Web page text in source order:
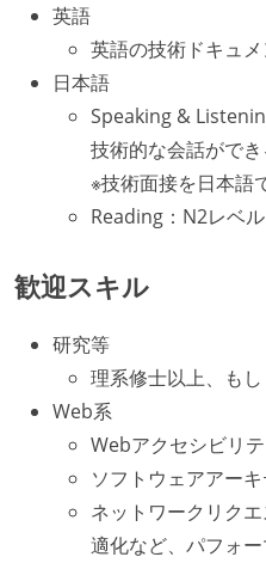
英語
英語の技術ドキュ
日本語
Speaking &
技術的な会話がで
※技術面接を日本語
Reading：N2レベ
歓迎スキル
研究等
理系修士以上、も
Web系
Webアクセシビリ
ソフトウェアアー
ネットワークリク
適化など、パフォ